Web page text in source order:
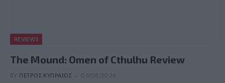
REVIEWS
The Mound: Omen of Cthulhu Review
BY ΠΈΤΡΟΣ ΚΥΠΡΑΊΟΣ 03/08/2026